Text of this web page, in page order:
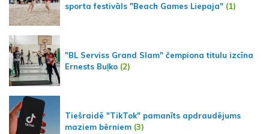
sporta festivāls "Beach Games Liepaja" (1)
"BL Serviss Grand Slam" čempiona titulu izcīna
Ernests Buļko (2)
Tiešraidē "TikTok" pamanīts apdraudējums
maziem bērniem (3)